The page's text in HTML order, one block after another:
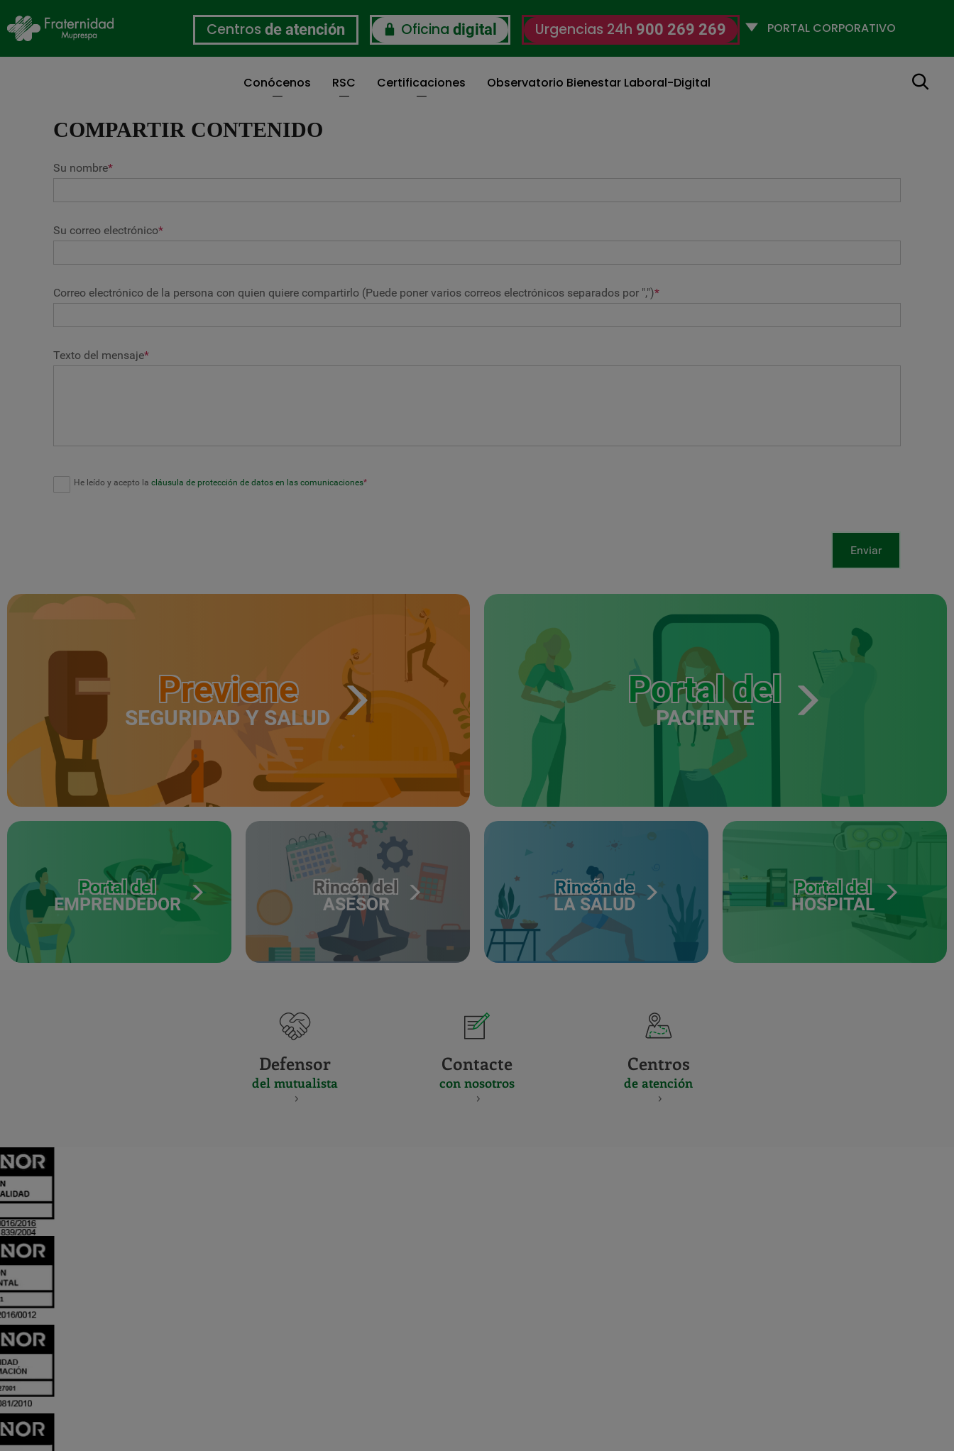
Centros de atención Oficina digital Urgencias 24h 900 269 269
Selecciona
Conócenos RSC Certificaciones Observatorio Bienestar Laboral-Digital Buscar
COMPARTIR CONTENIDO
Su nombre*
Su correo electrónico*
Correo electrónico de la persona con quien quiere compartirlo (Puede poner varios correos electrónicos separados por ",")*
Texto del mensaje*
He leído y acepto la cláusula de protección de datos en las comunicaciones*
Enviar
Previene
SEGURIDAD Y SALUD
Portal del
PACIENTE
Portal del
EMPRENDEDOR
Rincón del
ASESOR
Rincón de
LA SALUD
Portal del
HOSPITAL
Defensor
del mutualista
Contacte
con nosotros
Centros
de atención